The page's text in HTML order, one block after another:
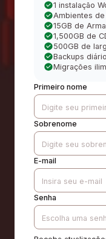
1 instalação
Ambientes
15GB de
1,500GB de
500GB de
Backups
Migrações
Primeiro nome
Sobrenome
E-mail
Senha